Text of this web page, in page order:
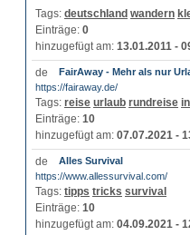
Tags: deutschland wandern
Einträge: 0
hinzugefügt am: 13.01.2011 -
FairAway - Mehr als nur
https://fairaway.de/
Tags: reise urlaub rundreise
Einträge: 10
hinzugefügt am: 07.07.2021 -
Alles Survival
https://www.allessurvival.com/
Tags: tipps tricks survival
Einträge: 10
hinzugefügt am: 04.09.2021 -